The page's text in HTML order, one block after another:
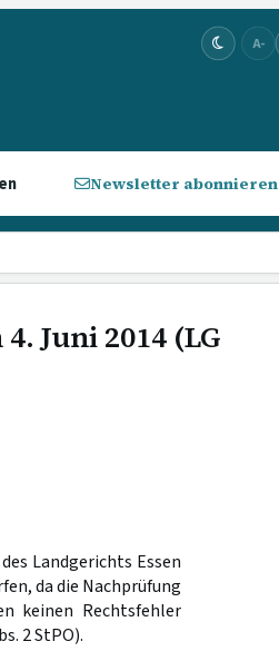
A-
Newsletter abonnieren
Juni 2014 (LG
Landgerichts Essen
da die Nachprüfung
keinen Rechtsfehler
2 StPO).